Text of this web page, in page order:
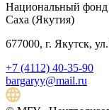
Национальный фонд
Саха (Якутия)
677000, г. Якутск,
+7 (4112) 40-35-90
bargaryy@mail.ru